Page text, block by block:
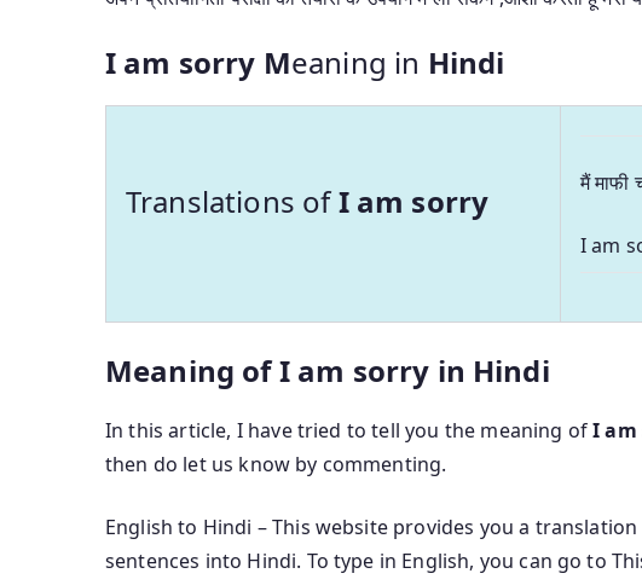
I am sorry Meaning in Hindi
Translations ofI am sorry मैं
I am
Meaning of I am sorry in Hindi
In this article, I have tried to tell you the meaning ofI am
then do let us know by commenting.
English to Hindi – This website provides you a
sentences into Hindi. To type in English, you can go to